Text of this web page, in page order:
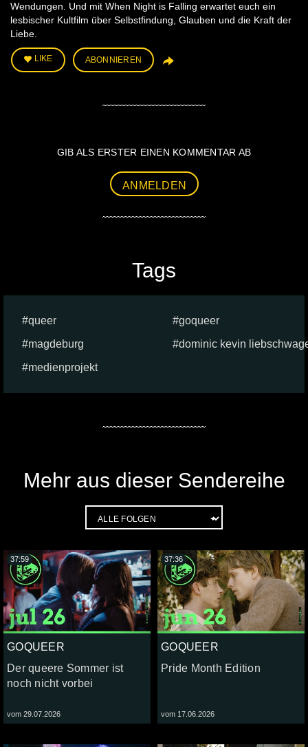
Wendungen. Und mit When Night is Falling erwartet euch ein
lesbischer Kultfilm über Selbstfindung, Glauben und die Kraft der
Liebe.
LIKE ABONNIEREN
GIB ALS ERSTER EINEN KOMMENTAR AB
ANMELDEN
Tags
queer
goqueer
magdeburg
dominic kevin
medienprojekt
Mehr aus dieser Sendereihe
GOQUEER
Der queere Sommer ist
noch nicht vorbei
vom 29.07.2026
37:59
GOQUEER
Pride Month Edition
vom 17.06.2026
37:36